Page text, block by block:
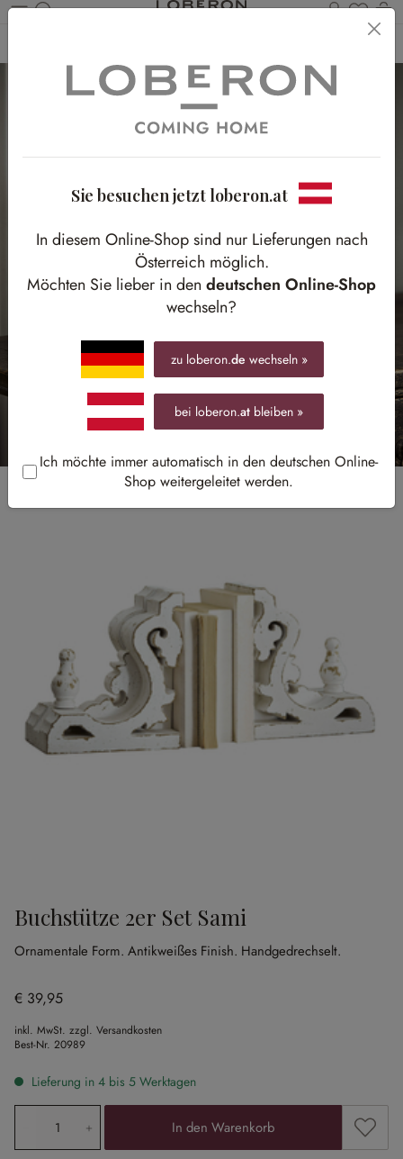
Du
Buchstütze 2er Set Sami
Ornamentale Form. Antikweißes Finish. Handgedrechselt.
€ 39,95
inkl. MwSt. zzgl. Versandkosten
Best-Nr. 20989
Lieferung in 4 bis 5 Werktagen
Produkt Anzahl: Gib den gewünschten Wert ein oder
In den Warenkorb Zum
Sie besuchen jetzt loberon.at
In diesem Online-Shop sind nur Lieferungen nach
Österreich möglich.
Möchten Sie lieber in den deutschen Online-Shop
wechseln?
zu loberon.de wechseln »
bei loberon.at bleiben »
Ich möchte immer automatisch in den deutschen Online-
Shop weitergeleitet werden.